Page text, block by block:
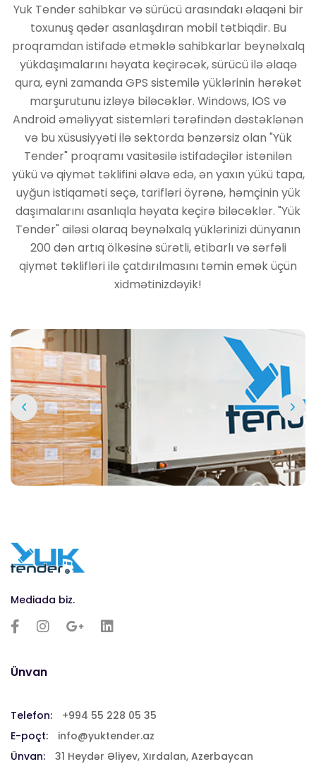
Yuk Tender sahibkar və sürücü arasındakı əlaqəni bir
toxunuş qədər asanlaşdıran mobil tətbiqdir. Bu
proqramdan istifadə etməklə sahibkarlar beynəlxalq
yükdaşımalarını həyata keçirəcək, sürücü ilə əlaqə
qura, eyni zamanda GPS sistemilə yüklərinin hərəkət
marşurutunu izləyə biləcəklər. Windows, IOS və
Android əməliyyat sistemləri tərəfindən dəstəklənən
və bu xüsusiyyəti ilə sektorda bənzərsiz olan "Yük
Tender" proqramı vasitəsilə istifadəçilər istənilən
yükü və qiymət təklifini əlavə edə, ən yaxın yükü tapa,
uyğun istiqaməti seçə, tarifləri öyrənə, həmçinin yük
daşımalarını asanlıqla həyata keçirə biləcəklər. "Yük
Tender" ailəsi olaraq beynəlxalq yüklərinizi dünyanın
200 dən artıq ölkəsinə sürətli, etibarlı və sərfəli
qiymət təklifləri ilə çatdırılmasını təmin emək üçün
xidmətinizdəyik!
Mediada biz.
Ünvan
Telefon:
+994 55 228 05 35
E-poçt:
info@yuktender.az
Ünvan:
31 Heydər Əliyev, Xırdalan, Azerbaycan